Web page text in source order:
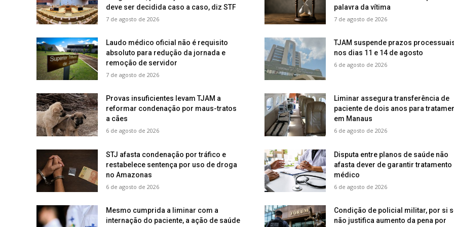
deve ser decidida caso a caso, diz STF
7 de agosto de 2026
palavra da vítima
7 de agosto de 2026
Laudo médico oficial não é requisito
absoluto para redução da jornada e
remoção de servidor
7 de agosto de 2026
TJAM suspende prazos
nos dias 11 e 14 de agosto
6 de agosto de 2026
Provas insuficientes levam TJAM a
reformar condenação por maus-tratos
a cães
6 de agosto de 2026
Liminar assegura transferência de
paciente de dois anos para
em Manaus
6 de agosto de 2026
STJ afasta condenação por tráfico e
restabelece sentença por uso de droga
no Amazonas
6 de agosto de 2026
Disputa entre planos de saúde não
afasta dever de garantir tratamento
médico
6 de agosto de 2026
Mesmo cumprida a liminar com a
internação do paciente, a ação de saúde
Condição de policial militar, por si
não justifica aumento da pena por